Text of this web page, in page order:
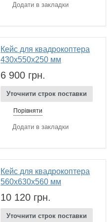
Додати в закладки
Кейс для квадрокоптера
430х550х250 мм
6 900 грн.
Уточнити строк поставки
Порівняти
Додати в закладки
Кейс для квадрокоптера
560х630х560 мм
10 120 грн.
Уточнити строк поставки